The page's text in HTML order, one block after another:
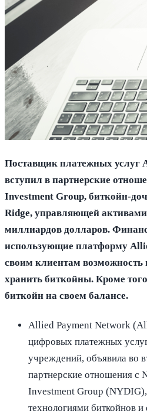
Поставщик платежных услуг
вступил в партнерские
Investment Group, биткойн-
Ridge, управляющей
миллиардов долларов.
использующие платформу
своим клиентам возможность
хранить биткойны. Кроме
биткойн на своем балансе.
Allied Payment Network
цифровых платежных
учреждений, объявила во
партнерские отношения с
Investment Group
технологиями биткойнов